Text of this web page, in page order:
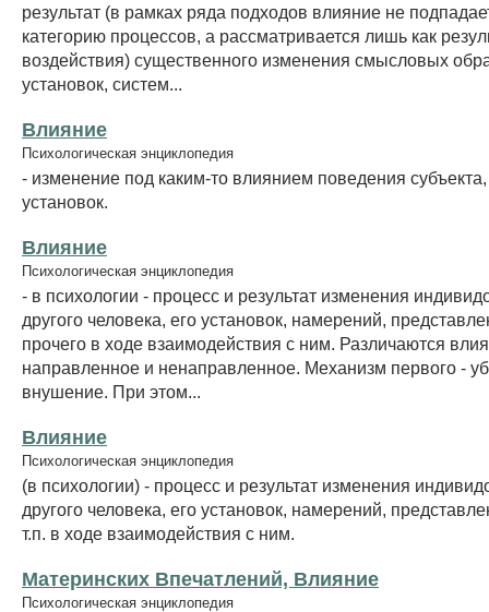
результат (в рамках ряда подходов влияние не
категорию процессов, а рассматривается лишь как
воздействия) существенного изменения смысловых
установок, систем...
Влияние
Психологическая энциклопедия
- изменение под каким-то влиянием поведения
установок.
Влияние
Психологическая энциклопедия
- в психологии - процесс и результат изменения
другого человека, его установок, намерений,
прочего в ходе взаимодействия с ним. Различаются
направленное и ненаправленное. Механизм первого -
внушение. При этом...
Влияние
Психологическая энциклопедия
(в психологии) - процесс и результат изменения
другого человека, его установок, намерений,
т.п. в ходе взаимодействия с ним.
Материнских Впечатлений, Влияние
Психологическая энциклопедия